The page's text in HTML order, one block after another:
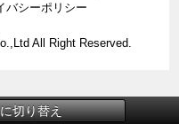
バシーポリシー
All Right Reserved.
切り替え